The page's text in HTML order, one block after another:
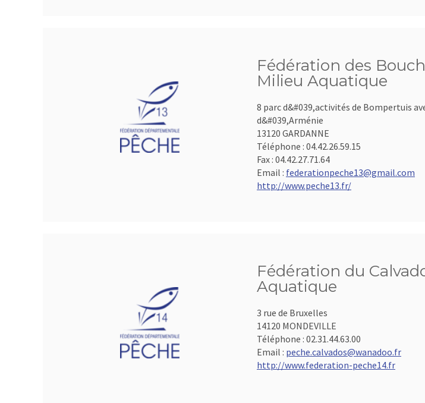
Fédération des
Milieu Aquatique
8 parc d&#039,activités de Bompertuis
d&#039,Arménie
13120 GARDANNE
Téléphone : 04.42.26.59.15
Fax : 04.42.27.71.64
Email : federationpeche13@gmail.com
http://www.peche13.fr/
Fédération du
Aquatique
3 rue de Bruxelles
14120 MONDEVILLE
Téléphone : 02.31.44.63.00
Email : peche.calvados@wanadoo.fr
http://www.federation-peche14.fr